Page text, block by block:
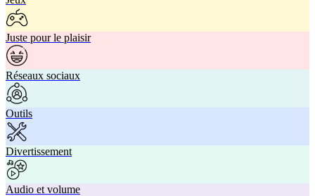
Juste pour le plaisir
Réseaux sociaux
Outils
Divertissement
Audio et volume